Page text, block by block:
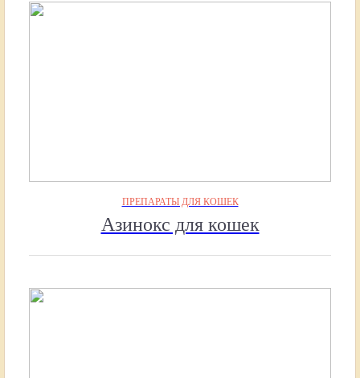
ПРЕПАРАТЫ ДЛЯ КОШЕК
Азинокс для кошек